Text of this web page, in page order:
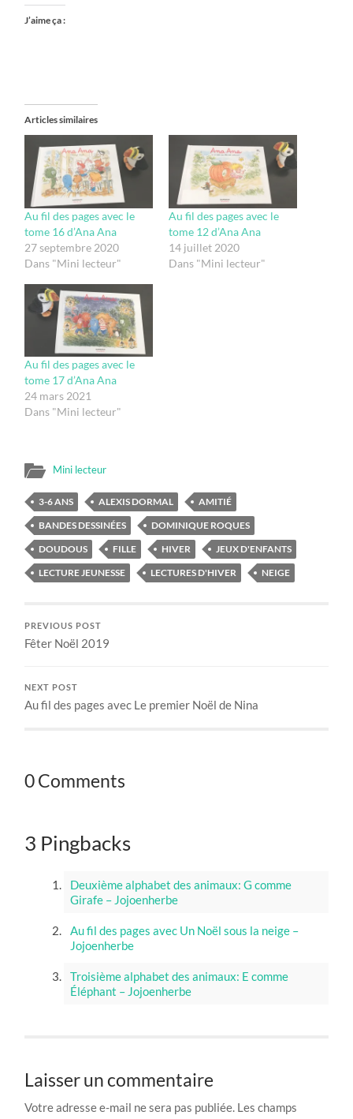
J’aime ça :
Articles similaires
Au fil des pages avec le
tome 16 d’Ana Ana
27 septembre 2020
Dans "Mini lecteur"
Au fil des pages avec le
tome 12 d’Ana Ana
14 juillet 2020
Dans "Mini lecteur"
Au fil des pages avec le
tome 17 d’Ana Ana
24 mars 2021
Dans "Mini lecteur"
Mini lecteur
3-6 ANS ALEXIS DORMAL
AMITIÉ
BANDES DESSINÉES
DOMINIQUE ROQUES
DOUDOUS
FILLE HIVER
JEUX D'ENFANTS
LECTURE JEUNESSE
LECTURES D'HIVER NEIGE
PREVIOUS POST
Fêter Noël 2019
NEXT POST
Au fil des pages avec Le premier Noël de Nina
0 Comments
3 Pingbacks
Deuxième alphabet des animaux: G comme
Girafe – Jojoenherbe
Au fil des pages avec Un Noël sous la neige –
Jojoenherbe
Troisième alphabet des animaux: E comme
Éléphant – Jojoenherbe
Laisser un commentaire
Votre adresse e-mail ne sera pas publiée. Les champs